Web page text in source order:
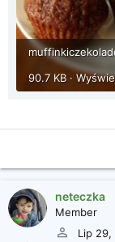
90.7 KB ·
neteczka
Member
Lip 29,